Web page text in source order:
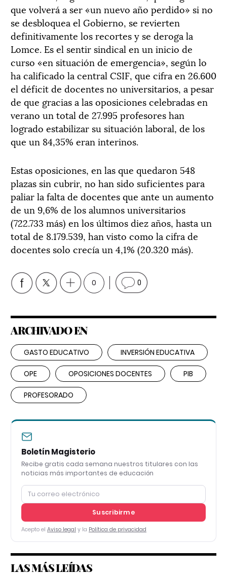
que volverá a ser «un nuevo año perdido» si no
se desbloquea el Gobierno, se revierten
definitivamente los recortes y se deroga la
Lomce. Es el sentir sindical en un inicio de
curso «en situación de emergencia», según lo
ha calificado la central CSIF, que cifra en 26.600
el déficit de docentes no universitarios, a pesar
de que gracias a las oposiciones celebradas en
verano un total de 27.995 profesores han
logrado estabilizar su situación laboral, de los
que un 84,35% eran interinos.
Estas oposiciones, en las que quedaron 548
plazas sin cubrir, no han sido suficientes para
paliar la falta de docentes que ante un aumento
de un 9,6% de los alumnos universitarios
(722.733 más) en los últimos diez años, hasta un
total de 8.179.539, han visto como la cifra de
docentes solo crecía un 4,1% (20.320 más).
0 0
ARCHIVADO EN
GASTO EDUCATIVO INVERSIÓN EDUCATIVA
OPE OPOSICIONES DOCENTES PIB
PROFESORADO
Boletín Magisterio
Recibe gratis cada semana nuestros titulares con las
noticias más importantes de educación
Suscribirme
Acepto el Aviso legal y la Política de privacidad
LAS MÁS LEÍDAS